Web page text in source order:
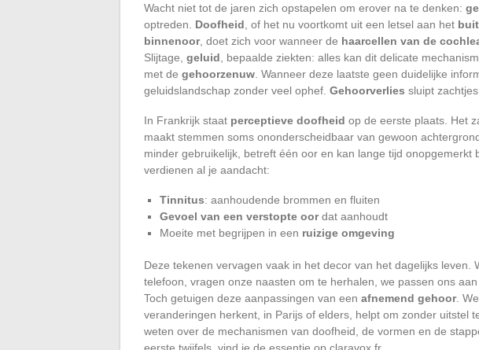
Wacht niet tot de jaren zich opstapelen om erover na te denken:
optreden. Doofheid , of het nu voortkomt uit een letsel aan het
binnenoor, doet zich voor wanneer de haarcellen van de
Slijtage, geluid , bepaalde ziekten: alles kan dit delicate
met de gehoorzenuw . Wanneer deze laatste geen duidelijke
geluidslandschap zonder veel ophef. Gehoorverlies sluipt zachtjes
In Frankrijk staat perceptieve doofheid op de eerste plaats. Het
maakt stemmen soms ononderscheidbaar van gewoon
minder gebruikelijk, betreft één oor en kan lange tijd onopgemerkt
verdienen al je aandacht:
Tinnitus: aanhoudende brommen en fluiten
Gevoel van een verstopte oordat aanhoudt
Moeite met begrijpen in een ruizige omgeving
Deze tekenen vervagen vaak in het decor van het dagelijks leven.
telefoon, vragen onze naasten om te herhalen, we passen ons
Toch getuigen deze aanpassingen van een afnemend gehoor.
veranderingen herkent, in Parijs of elders, helpt om zonder uitstel
weten over de mechanismen van doofheid, de vormen en de